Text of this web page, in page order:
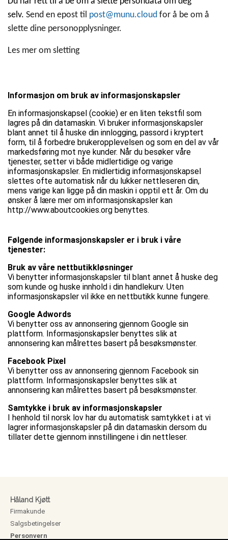
selv. Send en epost til post@munu.cloud for å be om å
slette dine personopplysninger.
Les mer om sletting
Informasjon om bruk av informasjonskapsler
En informasjonskapsel (cookie) er en liten tekstfil som
lagres på din datamaskin. Vi bruker informasjonskapsler
blant annet til å huske din innlogging, passord i kryptert
form, til å forbedre brukeropplevelsen og som en del av vår
markedsføring mot nye kunder. Når du besøker våre
tjenester, setter vi både midlertidige og varige
informasjonskapsler. En midlertidig informasjonskapsel
slettes ofte automatisk når du lukker nettleseren din,
mens varige kan ligge på din maskin i opptil ett år. Om du
ønsker å lære mer om informasjonskapsler kan
http://www.aboutcookies.org benyttes.
Følgende informasjonskapsler er i bruk i våre
tjenester:
Bruk av våre nettbutikkløsninger
Vi benytter informasjonskapsler til blant annet å huske deg
som kunde og huske innhold i din handlekurv. Uten
informasjonskapsler vil ikke en nettbutikk kunne fungere.
Google Adwords
Vi benytter oss av annonsering gjennom Google sin
plattform. Informasjonskapsler benyttes slik at
annonsering kan målrettes basert på besøksmønster.
Facebook Pixel
Vi benytter oss av annonsering gjennom Facebook sin
plattform. Informasjonskapsler benyttes slik at
annonsering kan målrettes basert på besøksmønster.
Samtykke i bruk av informasjonskapsler
I henhold til norsk lov har du automatisk samtykket i at vi
lagrer informasjonskapsler på din datamaskin dersom du
tillater dette gjennom innstillingene i din nettleser.
Håland Kjøtt
Firmakunde
Salgsbetingelser
Personvern